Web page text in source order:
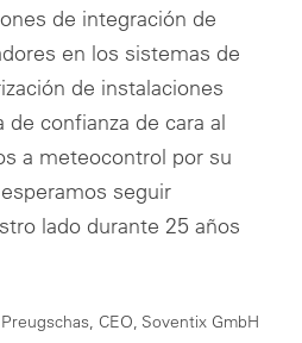
de integración de
en los sistemas de
de instalaciones
de confianza de cara al
a meteocontrol por su
seguir
lado durante 25 años
CEO, Soventix GmbH